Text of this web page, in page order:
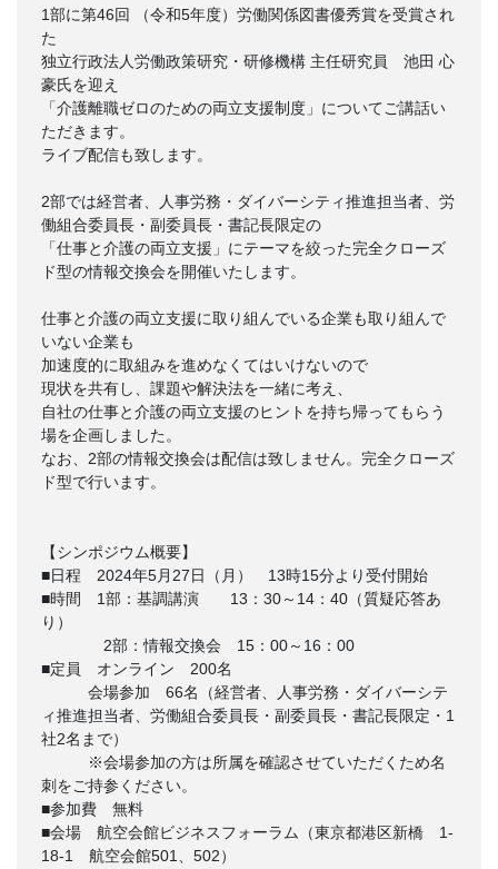
1部に第46回 （令和5年度）労働関係図書優秀賞を受賞され
た
独立行政法人労働政策研究・研修機構 主任研究員 池田 心
豪氏を迎え
「介護離職ゼロのための両立支援制度」についてご講話い
ただきます。
ライブ配信も致します。
2部では経営者、人事労務・ダイバーシティ推進担当者、労
働組合委員長・副委員長・書記長限定の
「仕事と介護の両立支援」にテーマを絞った完全クローズ
ド型の情報交換会を開催いたします。
仕事と介護の両立支援に取り組んでいる企業も取り組んで
いない企業も
加速度的に取組みを進めなくてはいけないので
現状を共有し、課題や解決法を一緒に考え、
自社の仕事と介護の両立支援のヒントを持ち帰ってもらう
場を企画しました。
なお、2部の情報交換会は配信は致しません。完全クローズ
ド型で行います。
【シンポジウム概要】
■日程 2024年5月27日（月） 13時15分より受付開始
■時間 1部：基調講演 13：30～14：40（質疑応答あ
り）
2部：情報交換会 15：00～16：00
■定員 オンライン 200名
会場参加 66名（経営者、人事労務・ダイバーシテ
ィ推進担当者、労働組合委員長・副委員長・書記長限定・1
社2名まで）
※会場参加の方は所属を確認させていただくため名
刺をご持参ください。
■参加費 無料
■会場 航空会館ビジネスフォーラム（東京都港区新橋 1-
18-1 航空会館501、502）